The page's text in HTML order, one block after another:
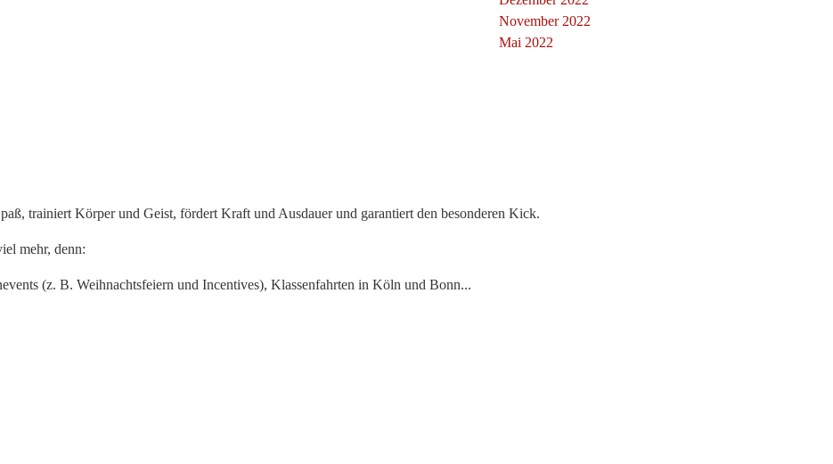
November 2022
Mai 2022
trainiert Körper und Geist, fördert Kraft und Ausdauer und garantiert den besonderen Kick.
mehr, denn:
(z. B. Weihnachtsfeiern und Incentives), Klassenfahrten in Köln und Bonn...